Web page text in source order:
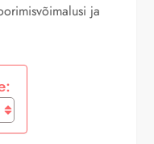
ja